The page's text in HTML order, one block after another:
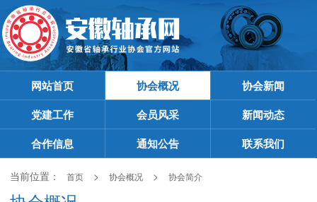
网站首页 协会概况 协会新闻
党建工作 会员风采 新闻动态
合作信息 通知公告 联系我们
当前位置： 首页 > 协会概况 > 协会简介